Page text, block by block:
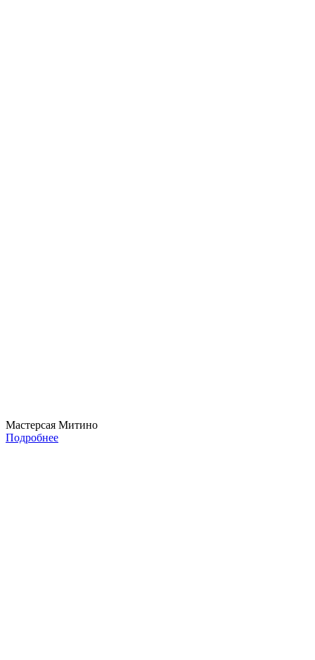
Мастерсая Митино
Подробнее